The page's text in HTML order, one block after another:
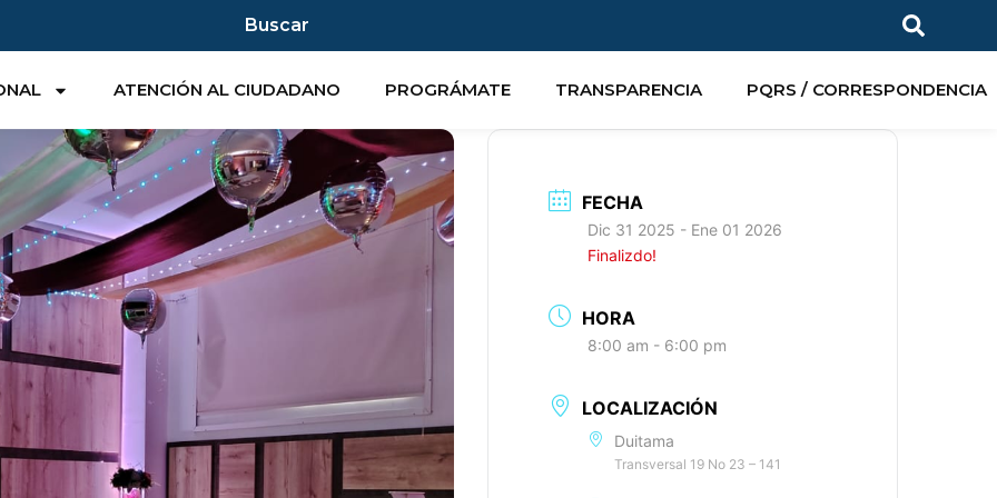
Buscar
ATENCIÓN AL CIUDADANO PROGRÁMATE TRANSPARENCIA PQRS / CORRESPONDENCIA
FECHA
Dic 31 2025 - Ene 01 2026
Finalizdo!
HORA
8:00 am - 6:00 pm
LOCALIZACIÓN
Duitama
Transversal 19 No 23 – 141